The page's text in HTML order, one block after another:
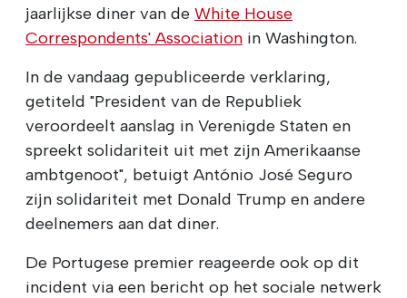
jaarlijkse diner van de White House
Correspondents' Association in Washington.
In de vandaag gepubliceerde verklaring,
getiteld "President van de Republiek
veroordeelt aanslag in Verenigde Staten en
spreekt solidariteit uit met zijn Amerikaanse
ambtgenoot", betuigt António José Seguro
zijn solidariteit met Donald Trump en andere
deelnemers aan dat diner.
De Portugese premier reageerde ook op dit
incident via een bericht op het sociale netwerk